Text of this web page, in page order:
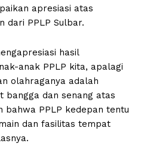
apresiasi atas
dari PPLP Sulbar.
hasil
anak PPLP kita, apalagi
olahraganya adalah
bangga dan senang atas
bahwa PPLP kedepan tentu
dan fasilitas tempat